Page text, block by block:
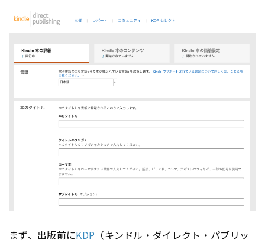
まず、出版前にKDP （キンドル・ダイレクト・パブリッ